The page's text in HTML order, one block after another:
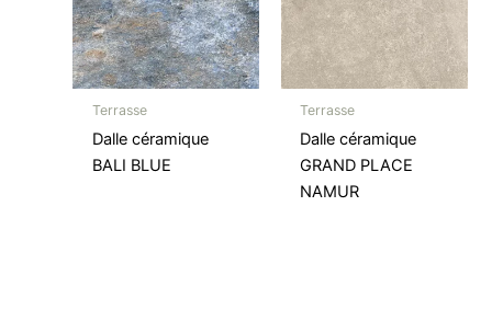
Terrasse
Dalle céramique
BALI BLUE
Terrasse
Dalle céramique
GRAND PLACE
NAMUR